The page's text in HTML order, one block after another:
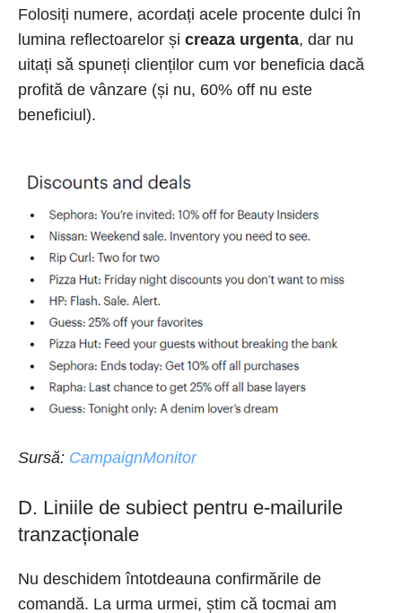
Folosiți numere, acordați acele procente dulci în
lumina reflectoarelor și creaza urgenta, dar nu
uitați să spuneți clienților cum vor beneficia dacă
profită de vânzare (și nu, 60% off nu este
beneficiul).
Sursă: CampaignMonitor
D. Liniile de subiect pentru e-mailurile
tranzacționale
Nu deschidem întotdeauna confirmările de
comandă. La urma urmei, știm că tocmai am